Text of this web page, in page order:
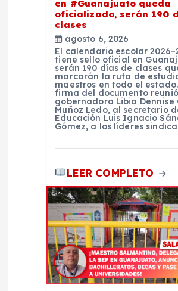
en #Guanajuato queda
oficializado, serán 190
clases
agosto 6, 2026
El calendario escolar
tiene sello oficial en
serán 190 días de clases
marcarán la ruta de
maestros en todo el
firma del documento
gobernadora Libia Dennise
Muñoz Ledo, al secretario
Educación Luis Ignacio
Gómez, a los líderes
LEER COMPLETO